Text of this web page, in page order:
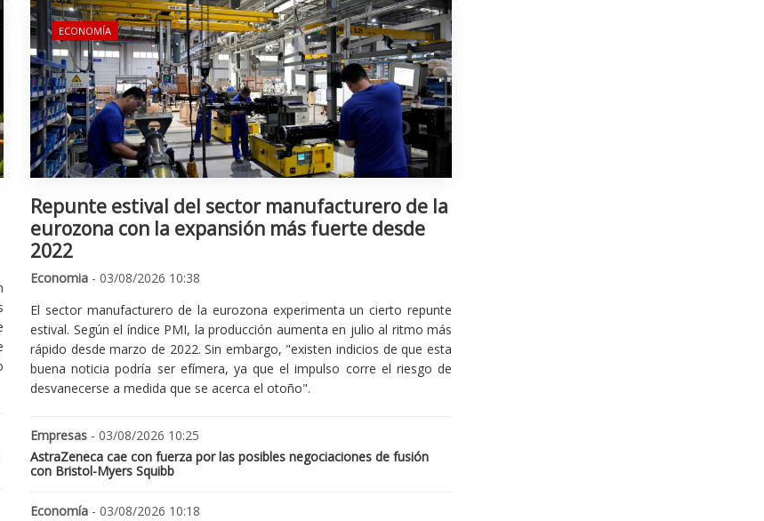
ECONOMÍA
Repunte estival del sector manufacturero de la
eurozona con la expansión más fuerte desde
2022
Economia - 03/08/2026 10:38
El sector manufacturero de la eurozona experimenta un cierto repunte
estival. Según el índice PMI, la producción aumenta en julio al ritmo más
rápido desde marzo de 2022. Sin embargo, "existen indicios de que esta
buena noticia podría ser efímera, ya que el impulso corre el riesgo de
desvanecerse a medida que se acerca el otoño".
Empresas - 03/08/2026 10:25
AstraZeneca cae con fuerza por las posibles negociaciones de fusión
con Bristol-Myers Squibb
Economía - 03/08/2026 10:18